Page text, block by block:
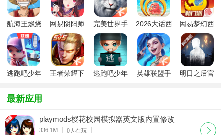
航海王燃烧
意志唯一正
版手游
网易阴阳师
手游2026最
新版
完美世界手
游腾讯版
2026大话西
游手游安卓
版
网易梦幻西
游手游
逃跑吧少年
版
王者荣耀下
逃跑吧少年
英雄联盟手
明日之后官
最新应用
playmods樱花校园模拟器英文版内置修改
336.1M 0人在玩
下载